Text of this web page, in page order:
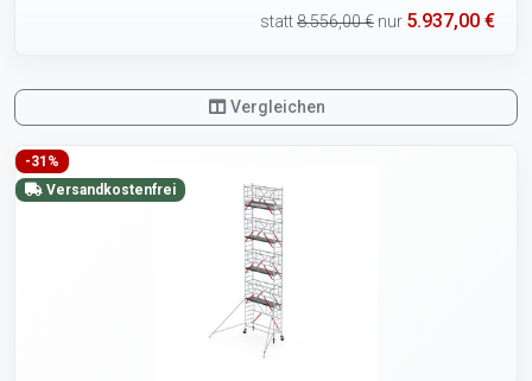
statt8.556,00 € nur 5.937,00 €
Vergleichen
-31%
Versandkostenfrei